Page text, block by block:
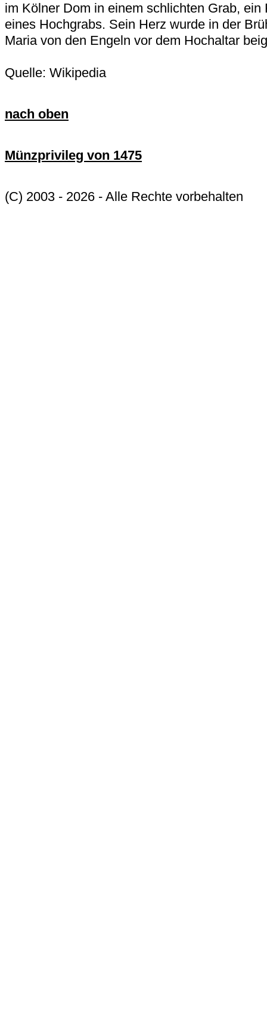
im Kölner Dom in einem schlichten Grab, ein
eines Hochgrabs. Sein Herz wurde in der
Maria von den Engeln vor dem Hochaltar
Quelle: Wikipedia
nach oben
Münzprivileg von 1475
(C) 2003 - 2026 - Alle Rechte vorbehalten